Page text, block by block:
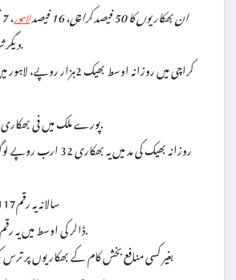
ان بھکاریوں کا 50 فیصد کراچی، 16 فیصد
لاہور
دیگر شہروں میں پھیلا ہوا ہے.
پورے ملک میں فی بھکاری اوسط 850 روپے ہے.
روزانہ بھیک کی مد میں
سالانہ یہ رقم117 کھرب روپے بنتی ہے
ڈالر کی اوسط میں یہ رقم 42 ارب ڈالر بنتی ہے.
بغیر کسی منافع بخش کام کے بھکاریوں پر